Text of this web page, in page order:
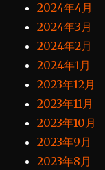
2024年4月
2024年3月
2024年2月
2024年1月
2023年12月
2023年11月
2023年10月
2023年9月
2023年8月